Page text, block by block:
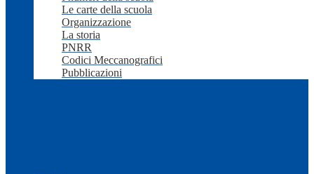
Le carte della scuola
Organizzazione
La storia
PNRR
Codici Meccanografici
Pubblicazioni